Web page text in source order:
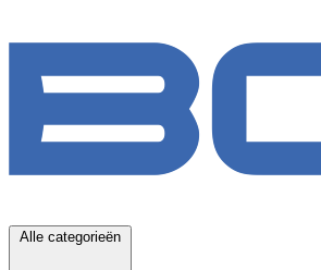
Alle categorieën